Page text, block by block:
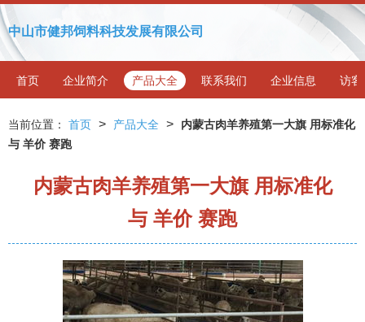
中山市健邦饲料科技发展有限公司
首页 企业简介 产品大全 联系我们 企业信息 访客
当前位置： 首页 > 产品大全 >
内蒙古肉羊养殖第一大旗 用标准化
与 羊价 赛跑
内蒙古肉羊养殖第一大旗 用标准化
与 羊价 赛跑